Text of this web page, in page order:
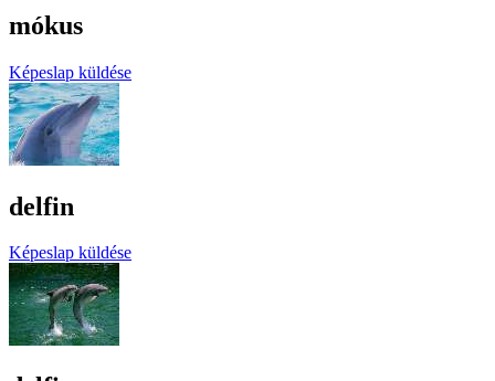
mókus
Képeslap küldése
delfin
Képeslap küldése